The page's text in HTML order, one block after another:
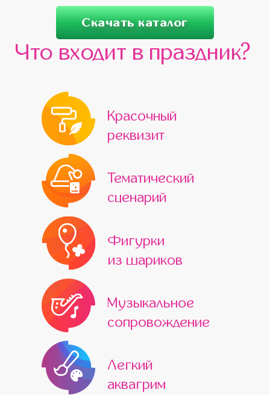
Скачать каталог
Что входит в праздник?
Красочный
реквизит
Тематический
сценарий
Фигурки
из шариков
Музыкальное
сопровождение
Легкий
аквагрим